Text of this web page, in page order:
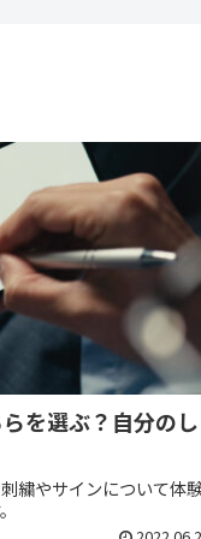
を選ぶ？自分のし
繍やサインについて体